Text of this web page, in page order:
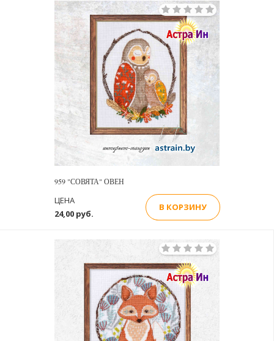
959 "СОВЯТА" ОВЕН
24,00 руб.
ЦЕНА
В КОРЗИНУ